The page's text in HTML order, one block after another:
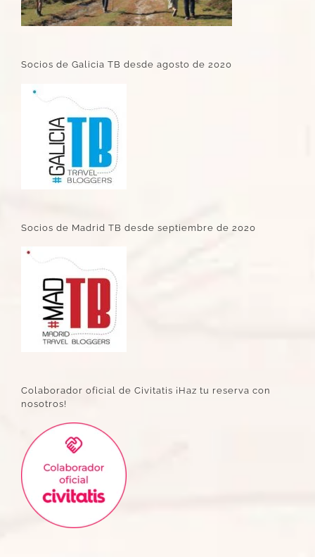
Socios de Galicia TB desde agosto de 2020
Socios de Madrid TB desde septiembre de 2020
Colaborador oficial de Civitatis ¡Haz tu reserva con
nosotros!